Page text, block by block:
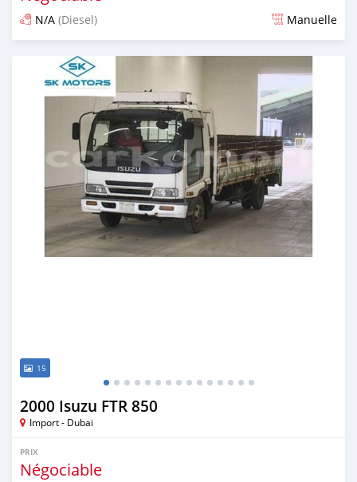
N/A (Diesel) Manuelle
Publié il y a environ 5 ans
15
2000 Isuzu FTR 850
Import - Dubai
PRIX
Négociable